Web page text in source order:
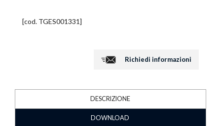
[cod. TGES001331]
Richiedi informazioni
DESCRIZIONE
DOWNLOAD